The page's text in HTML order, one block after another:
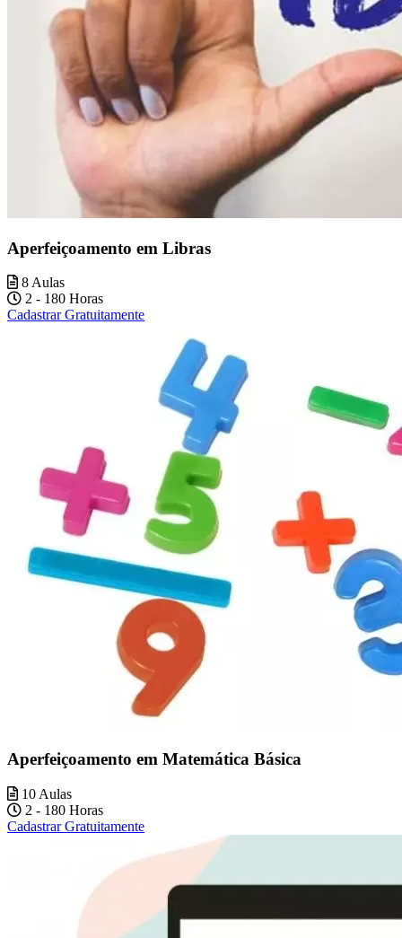
Aperfeiçoamento em Libras
8 Aulas
2 - 180 Horas
Cadastrar Gratuitamente
Aperfeiçoamento em Matemática Básica
10 Aulas
2 - 180 Horas
Cadastrar Gratuitamente